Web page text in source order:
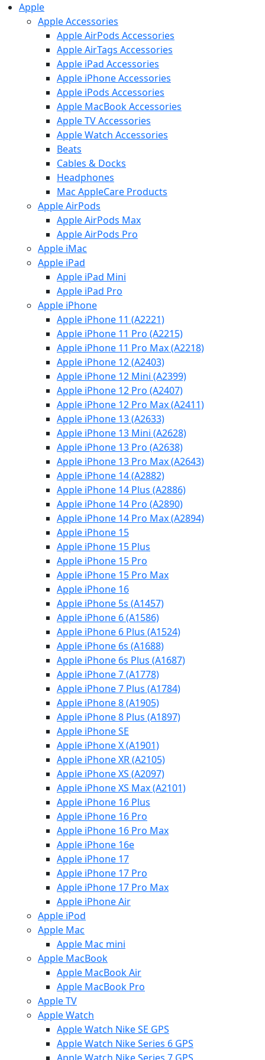
Apple
Apple Accessories
Apple AirPods Accessories
Apple AirTags Accessories
Apple iPad Accessories
Apple iPhone Accessories
Apple iPods Accessories
Apple MacBook Accessories
Apple TV Accessories
Apple Watch Accessories
Beats
Cables & Docks
Headphones
Mac AppleCare Products
Apple AirPods
Apple AirPods Max
Apple AirPods Pro
Apple iMac
Apple iPad
Apple iPad Mini
Apple iPad Pro
Apple iPhone
Apple iPhone 11 (A2221)
Apple iPhone 11 Pro (A2215)
Apple iPhone 11 Pro Max (A2218)
Apple iPhone 12 (A2403)
Apple iPhone 12 Mini (A2399)
Apple iPhone 12 Pro (A2407)
Apple iPhone 12 Pro Max (A2411)
Apple iPhone 13 (A2633)
Apple iPhone 13 Mini (A2628)
Apple iPhone 13 Pro (A2638)
Apple iPhone 13 Pro Max (A2643)
Apple iPhone 14 (A2882)
Apple iPhone 14 Plus (A2886)
Apple iPhone 14 Pro (A2890)
Apple iPhone 14 Pro Max (A2894)
Apple iPhone 15
Apple iPhone 15 Plus
Apple iPhone 15 Pro
Apple iPhone 15 Pro Max
Apple iPhone 16
Apple iPhone 5s (A1457)
Apple iPhone 6 (A1586)
Apple iPhone 6 Plus (A1524)
Apple iPhone 6s (A1688)
Apple iPhone 6s Plus (A1687)
Apple iPhone 7 (A1778)
Apple iPhone 7 Plus (A1784)
Apple iPhone 8 (A1905)
Apple iPhone 8 Plus (A1897)
Apple iPhone SE
Apple iPhone X (A1901)
Apple iPhone XR (A2105)
Apple iPhone XS (A2097)
Apple iPhone XS Max (A2101)
Apple iPhone 16 Plus
Apple iPhone 16 Pro
Apple iPhone 16 Pro Max
Apple iPhone 16e
Apple iPhone 17
Apple iPhone 17 Pro
Apple iPhone 17 Pro Max
Apple iPhone Air
Apple iPod
Apple Mac
Apple Mac mini
Apple MacBook
Apple MacBook Air
Apple MacBook Pro
Apple TV
Apple Watch
Apple Watch Nike SE GPS
Apple Watch Nike Series 6 GPS